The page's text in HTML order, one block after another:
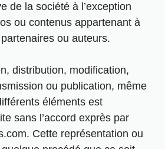
de la société à l’exception
ou contenus appartenant à
ou auteurs.
distribution, modification,
ou publication, même
éléments est
sans l’accord exprès par
Cette représentation ou